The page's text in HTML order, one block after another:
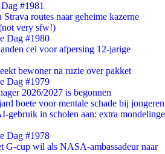
#1981
routes naar geheime kazerne
very sfw!)
Dag #1980
cel voor afpersing 12-jarige
bewoner na ruzie over pakket
Dag #1979
2026/2027 is begonnen
boete voor mentale schade bij jongeren
gebruik in scholen aan: extra mondelinge
Dag #1978
G-cup wil als NASA-ambassadeur naar